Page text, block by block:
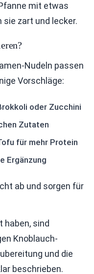
mit etwas
sie zart und lecker.
Nudeln passen
Vorschläge:
oder Zucchini
Zutaten
für mehr Protein
Ergänzung
ab und sorgen für
haben, sind
Knoblauch-
und die
beschrieben.